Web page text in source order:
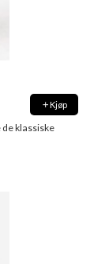
Kjøp
klassiske